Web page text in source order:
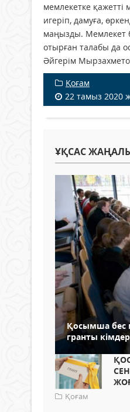
мемлекетке
игеріп, дамуға,
маңызды.
отырған талабы да
Әйгерім
Қоғам
22 тамыз 2020
ҰҚСАС
Қосымша бес
гранты
Қоғам